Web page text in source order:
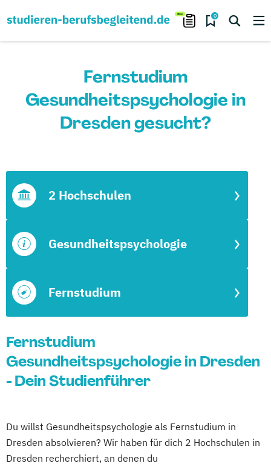
0
Fernstudium
Gesundheitspsychologie in
Dresden gesucht?
Fernstudium
Gesundheitspsychologie
2 Hochschulen
Fernstudium
Gesundheitspsychologie in Dresden
- Dein Studienführer
Du willst Gesundheitspsychologie als Fernstudium in
Dresden absolvieren? Wir haben für dich 2 Hochschulen in
Dresden recherchiert, an denen du